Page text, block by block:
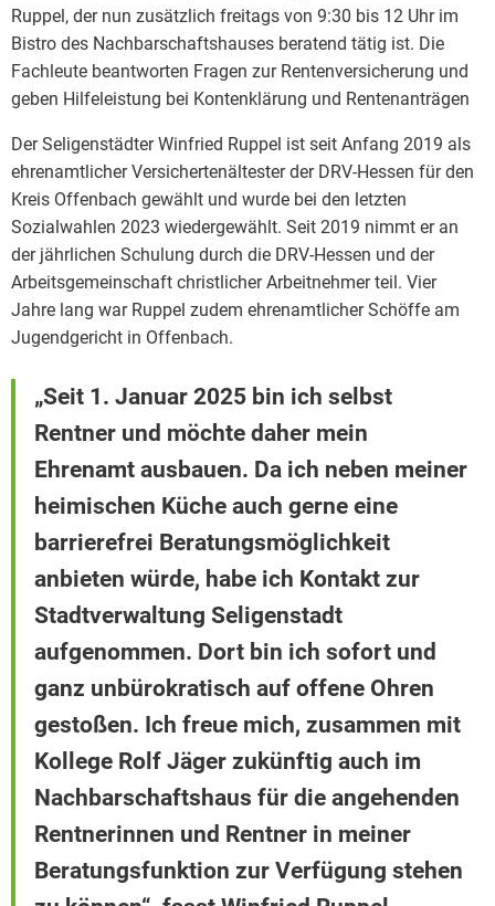
Ruppel, der nun zusätzlich freitags von 9:30 bis 12 Uhr im
Bistro des Nachbarschaftshauses beratend tätig ist. Die
Fachleute beantworten Fragen zur Rentenversicherung und
geben Hilfeleistung bei Kontenklärung und Rentenanträgen
Der Seligenstädter Winfried Ruppel ist seit Anfang 2019 als
ehrenamtlicher Versichertenältester der DRV-Hessen für den
Kreis Offenbach gewählt und wurde bei den letzten
Sozialwahlen 2023 wiedergewählt. Seit 2019 nimmt er an
der jährlichen Schulung durch die DRV-Hessen und der
Arbeitsgemeinschaft christlicher Arbeitnehmer teil. Vier
Jahre lang war Ruppel zudem ehrenamtlicher Schöffe am
Jugendgericht in Offenbach.
„Seit 1. Januar 2025 bin ich selbst
Rentner und möchte daher mein
Ehrenamt ausbauen. Da ich neben meiner
heimischen Küche auch gerne eine
barrierefrei Beratungsmöglichkeit
anbieten würde, habe ich Kontakt zur
Stadtverwaltung Seligenstadt
aufgenommen. Dort bin ich sofort und
ganz unbürokratisch auf offene Ohren
gestoßen. Ich freue mich, zusammen mit
Kollege Rolf Jäger zukünftig auch im
Nachbarschaftshaus für die angehenden
Rentnerinnen und Rentner in meiner
Beratungsfunktion zur Verfügung stehen